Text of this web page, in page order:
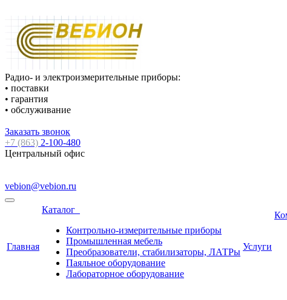
Радио- и электроизмерительные приборы:
• поставки
• гарантия
• обслуживание
Заказать звонок
+7 (863) 2-100-480
Центральный офис
vebion@vebion.ru
Главная
Каталог
Контрольно-измерительные приборы
Промышленная мебель
Преобразователи, стабилизаторы, ЛАТРы
Паяльное оборудование
Лабораторное оборудование
Услуги